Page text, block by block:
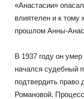
«Анастасии»
влиятелен и к тому
прошлом Анны-
В 1937 году он
начался судебный
подтвердить право
Романовой.